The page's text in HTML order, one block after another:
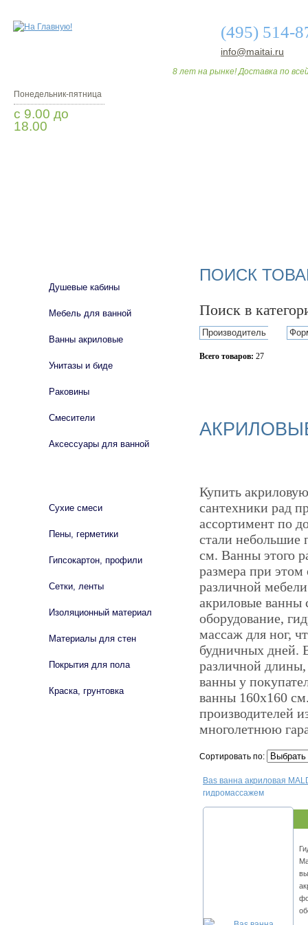
(495) 514-
info@maitai.ru
8 лет на рынке! Доставка по
Понедельник-пятница
с 9.00 до
18.00
ПОИСК
Поиск в
Производитель
Всего товаров: 27
Купить
сантехники рад
ассортимент по
стали небольшие
см. Ванны этого
размера при этом
различной
акриловые ванны
оборудование,
массаж для ног,
будничных дней.
различной
ванны у
ванны 160х160
производителей
многолетнюю
Сортировать по:
Bas ванна акриловая
гидромассажем
Душевые кабины
Мебель для ванной
Ванны акриловые
Унитазы и биде
Раковины
Смесители
Аксессуары для ванной
Сухие смеси
Пены, герметики
Гипсокартон, профили
Сетки, ленты
Изоляционный материал
Материалы для стен
Покрытия для пола
Краска, грунтовка